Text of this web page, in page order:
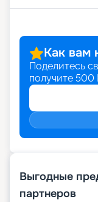
Как вам
Поделитесь
получите 500
Выгодные
партнеров